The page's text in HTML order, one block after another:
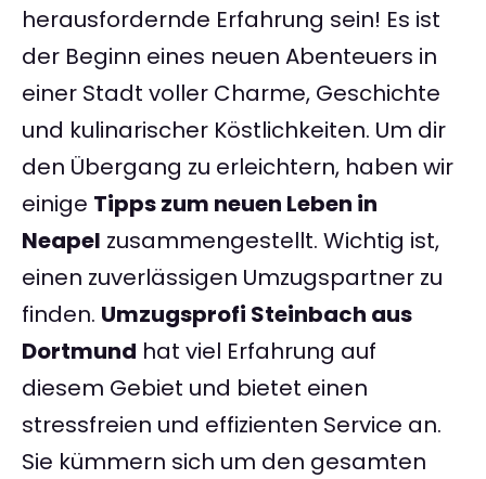
herausfordernde Erfahrung sein! Es ist
der Beginn eines neuen Abenteuers in
einer Stadt voller Charme, Geschichte
und kulinarischer Köstlichkeiten. Um dir
den Übergang zu erleichtern, haben wir
einige Tipps zum neuen Leben in
Neapel zusammengestellt. Wichtig ist,
einen zuverlässigen Umzugspartner zu
finden. Umzugsprofi Steinbach aus
Dortmund hat viel Erfahrung auf
diesem Gebiet und bietet einen
stressfreien und effizienten Service an.
Sie kümmern sich um den gesamten